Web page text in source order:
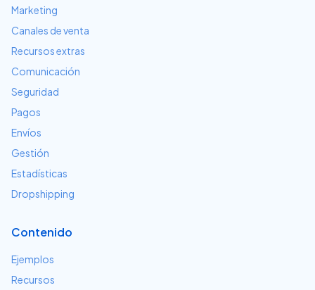
Marketing
Canales de venta
Recursos extras
Comunicación
Seguridad
Pagos
Envíos
Gestión
Estadísticas
Dropshipping
Contenido
Ejemplos
Recursos